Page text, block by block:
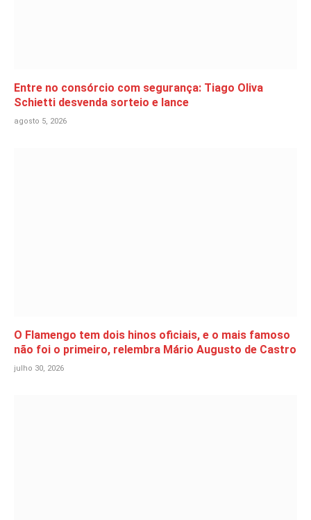
Entre no consórcio com segurança: Tiago Oliva
Schietti desvenda sorteio e lance
agosto 5, 2026
O Flamengo tem dois hinos oficiais, e o mais famoso
não foi o primeiro, relembra Mário Augusto de Castro
julho 30, 2026